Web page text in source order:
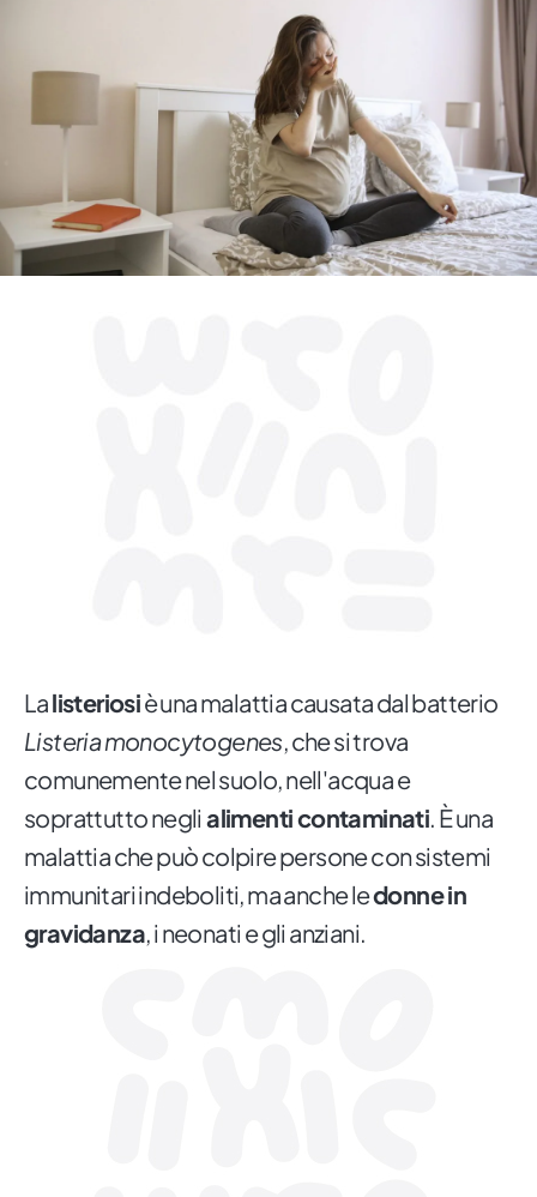
Lalisteriosiè una malattia causata dal batterio
Listeria monocytogenes, che si trova
comunemente nel suolo, nell'acqua e
soprattutto negli alimenti contaminati. È una
malattia che può colpire persone con sistemi
immunitari indeboliti, ma anche ledonne in
gravidanza, i neonati e gli anziani.